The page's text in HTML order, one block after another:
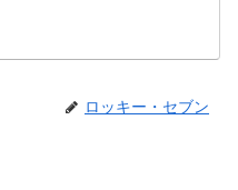
ロッキー・セブン